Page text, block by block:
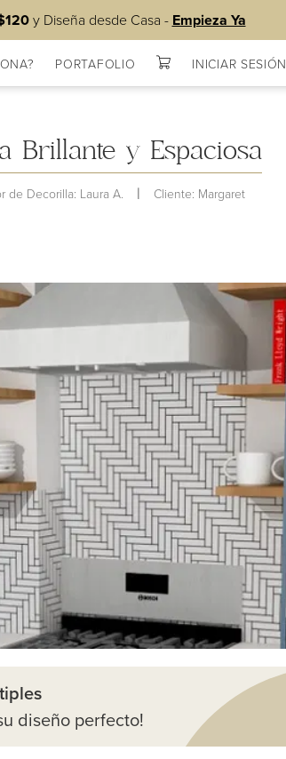
y Diseña desde Casa - Empieza Ya
PORTAFOLIO INICIAR SESIÓN
Brillante y Espaciosa
de Decorilla: Laura A. | Cliente: Margaret
diseño perfecto!